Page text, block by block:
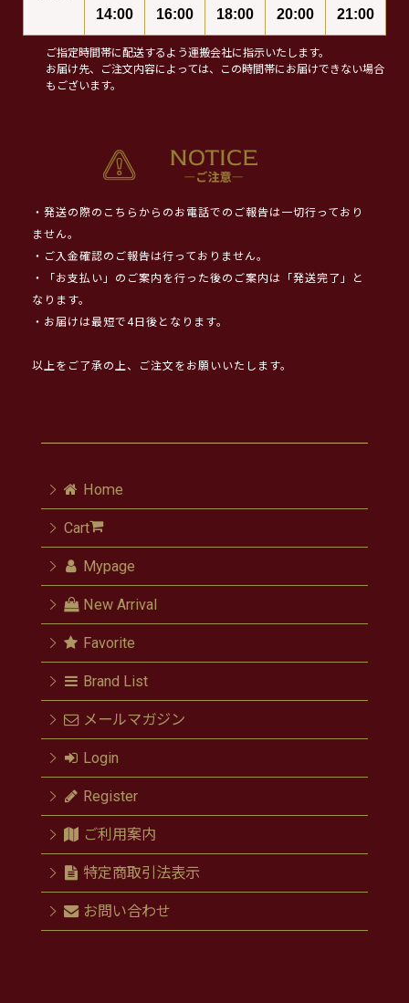
14:00
16:00
18:00
20:00
21:00
ご指定時間帯に配送するよう運搬会社に指示いたします。
お届け先、ご注文内容によっては、この時間帯にお届けできない場合
もございます。
・発送の際のこちらからのお電話でのご報告は一切行っており
ません。
・ご入金確認のご報告は行っておりません。
・「お支払い」のご案内を行った後のご案内は「発送完了」と
なります。
・お届けは最短で4日後となります。
以上をご了承の上、ご注文をお願いいたします。
Home
Cart
Mypage
New Arrival
Favorite
Brand List
メールマガジン
Login
Register
ご利用案内
特定商取引法表示
お問い合わせ